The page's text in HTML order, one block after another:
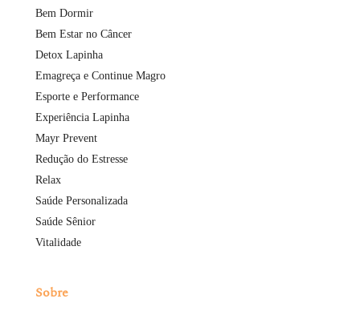
Bem Dormir
Bem Estar no Câncer
Detox Lapinha
Emagreça e Continue Magro
Esporte e Performance
Experiência Lapinha
Mayr Prevent
Redução do Estresse
Relax
Saúde Personalizada
Saúde Sênior
Vitalidade
Sobre